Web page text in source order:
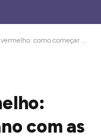
o ano com as finanças do seu negócio em dia
com as